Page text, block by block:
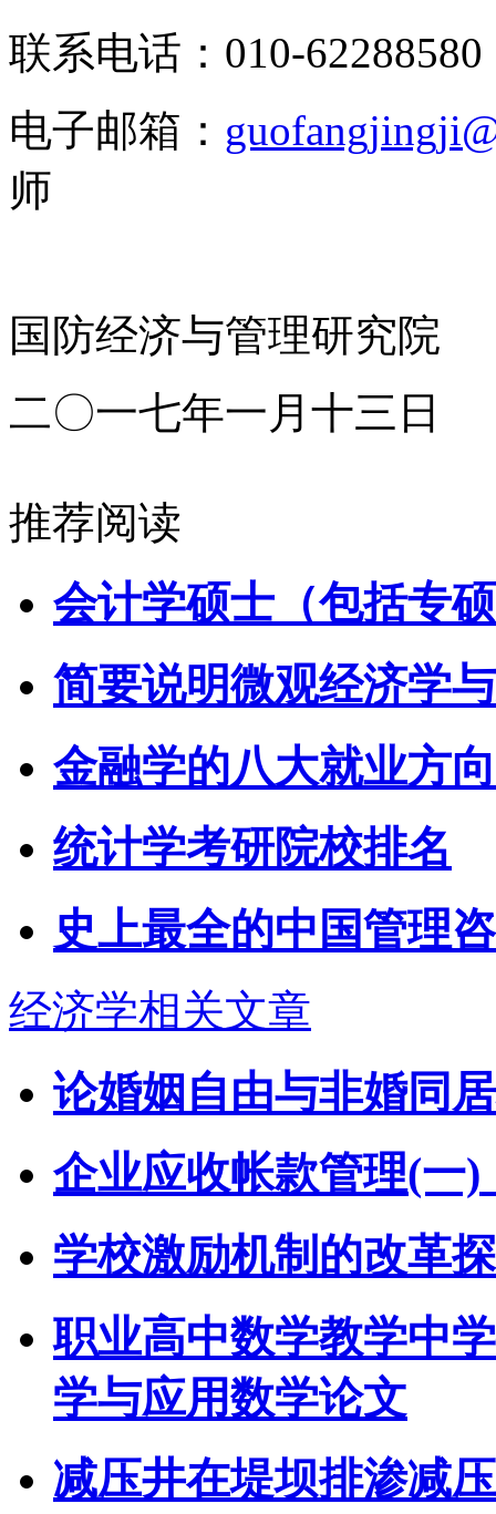
联系电话：010-62288580
电子邮箱：
师
国防经济与管理研究院
二〇一七年一月十三日
推荐阅读
会计学硕士（包括专
简要说明微观经济学
金融学的八大就业方
统计学考研院校排名
史上最全的中国管理
经济学相关文章
论婚姻自由与非婚同
企业应收帐款管理(一)
学校激励机制的改革
职业高中数学教学中
学与应用数学论文
减压井在堤坝排渗减